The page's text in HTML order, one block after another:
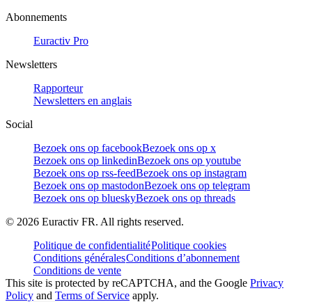
Abonnements
Euractiv Pro
Newsletters
Rapporteur
Newsletters en anglais
Social
Bezoek ons op facebookBezoek ons op x
Bezoek ons op linkedinBezoek ons op youtube
Bezoek ons op rss-feedBezoek ons op instagram
Bezoek ons op mastodonBezoek ons op telegram
Bezoek ons op blueskyBezoek ons op threads
© 2026 Euractiv FR. All rights reserved.
Politique de confidentialitéPolitique cookies
Conditions généralesConditions d’abonnement
Conditions de vente
This site is protected by reCAPTCHA, and the Google Privacy
Policy and Terms of Service apply.